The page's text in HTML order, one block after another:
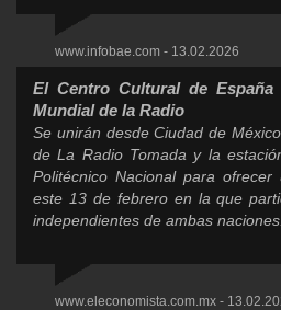
www.infobae.com - 13.02.2026
El Centro Cultural de
Mundial de la Radio
Se unirán desde Ciudad de
de La Radio Tomada y la
Politécnico Nacional para ofrecer
este 13 de febrero en la que
independientes de ambas naciones.
www.eleconomista.com.mx -